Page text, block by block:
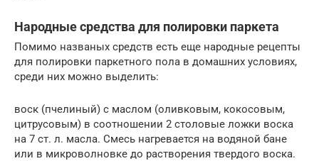
Народные средства для полировки паркета
Помимо названых средств есть еще народные рецепты
для полировки паркетного пола в домашних условиях,
среди них можно выделить:
воск (пчелиный) с маслом (оливковым, кокосовым,
цитрусовым) в соотношении 2 столовые ложки воска
на 7 ст. л. масла. Смесь нагревается на водяной бане
или в микроволновке до растворения твердого воска.